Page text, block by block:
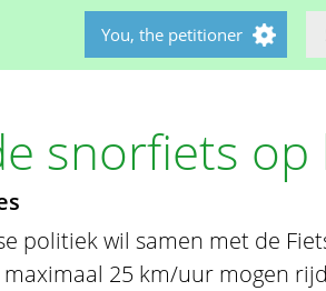
You, the petitioner
snorfiets
politiek wil samen met de
25 km/uur mogen